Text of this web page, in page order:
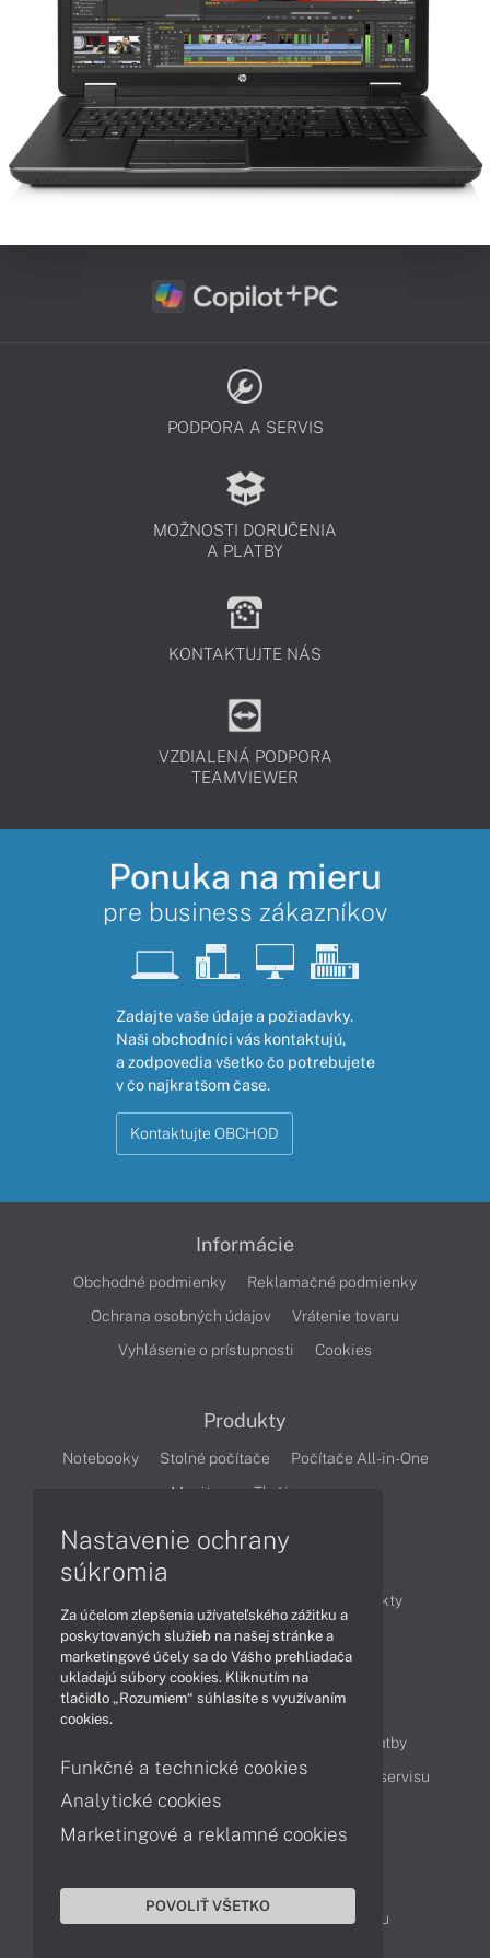
PODPORA A SERVIS
MOŽNOSTI DORUČENIA
A PLATBY
KONTAKTUJTE NÁS
VZDIALENÁ PODPORA
TEAMVIEWER
Ponuka na mieru
pre business zákazníkov
Zadajte vaše údaje a požiadavky.
Naši obchodníci vás kontaktujú,
a zodpovedia všetko čo potrebujete
v čo najkratšom čase.
Kontaktujte OBCHOD
Informácie
Obchodné podmienky
Reklamačné podmienky
Ochrana osobných údajov
Vrátenie tovaru
Vyhlásenie o prístupnosti
Cookies
Produkty
Notebooky Stolné počítače
Počítače All-in-One
Monitory
Tlačiarne
Produkty
Technológie
Videá
Obsah
Možnosti doručenia a platby
Podpora a servis
Servisné služby Cenník servisu
Kontakty
043 4224 771
Obchodné oddelenie
Reklamácia tovaru
Nastavenie ochrany
súkromia
Za účelom zlepšenia užívateľského zážitku a
poskytovaných služieb na našej stránke a
marketingové účely sa do Vášho prehliadača
ukladajú súbory cookies. Kliknutím na
tlačidlo „Rozumiem“ súhlasíte s využívaním
cookies.
Funkčné a technické cookies
Analytické cookies
Marketingové a reklamné cookies
POVOLIŤ VŠETKO